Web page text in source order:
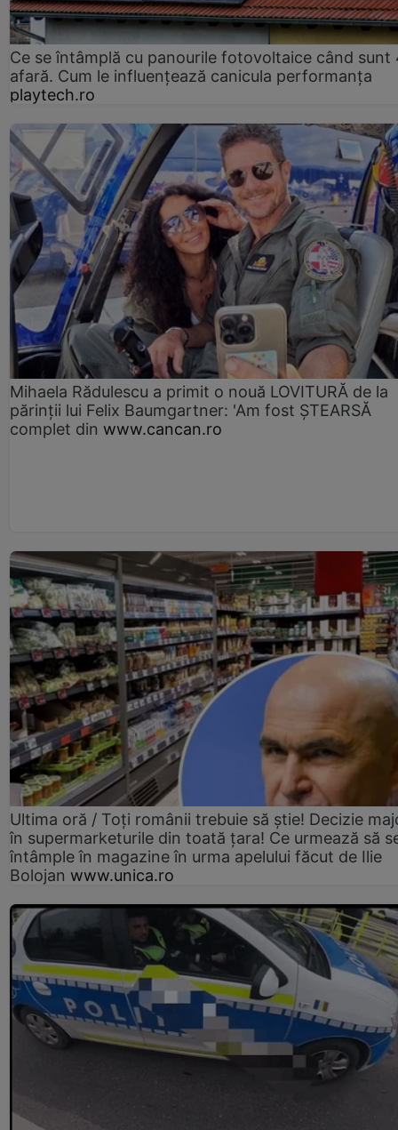
Ce se întâmplă cu panourile fotovoltaice când sunt
afară. Cum le influențează canicula performanța
playtech.ro
Mihaela Rădulescu a primit o nouă LOVITURĂ de la
părinții lui Felix Baumgartner: 'Am fost ȘTEARSĂ
complet din www.cancan.ro
Ultima oră / Toți românii trebuie să știe! Decizie
în supermarketurile din toată țara! Ce urmează să
întâmple în magazine în urma apelului făcut de Ilie
Bolojan www.unica.ro